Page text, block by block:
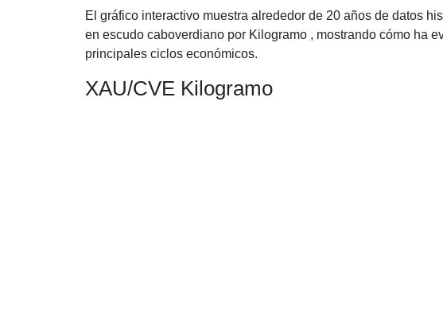
El gráfico interactivo muestra alrededor de 20 años de datos
en escudo caboverdiano por Kilogramo , mostrando cómo ha
principales ciclos económicos.
XAU/CVE Kilogramo